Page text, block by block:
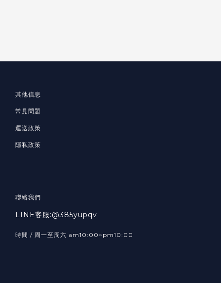
其他信息
常見問題
運送政策
隱私政策
聯絡我們
LINE客服:@385yupqv
時間 / 周一至周六 am10:00~pm10:00